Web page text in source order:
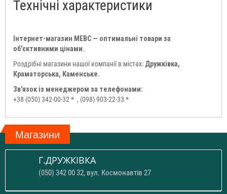
Технічні характеристики
Інтернет-магазин МЕВС — оптимальні товари за
об'єктивними цінами.
Роздрібні магазини нашої компанії в містах: Дружківка,
Краматорська, Каменське.
Зв'язок із менеджером за телефонами:
+38 (050) 342-00-32 * , (098) 903-22-33 *
Магазини
Г.ДРУЖКІВКА
(050) 342 00 32, вул. Космонавтів 27